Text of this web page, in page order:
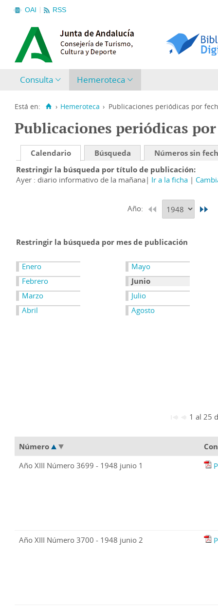
OAI RSS
Consulta Hemeroteca
Está en: › Hemeroteca › Publicaciones periódicas por
Publicaciones periódicas
Calendario Búsqueda
Números sin
Restringir la búsqueda por título de publicación
Ayer : diario informativo de la mañana
Ir a la ficha
Año:
Restringir la búsqueda por mes de publicación
Enero
Febrero
Marzo
Abril
Mayo
Junio
Julio
Agosto
1 al 25
Número
Año XIII Número 3699 - 1948 junio 1
Año XIII Número 3700 - 1948 junio 2